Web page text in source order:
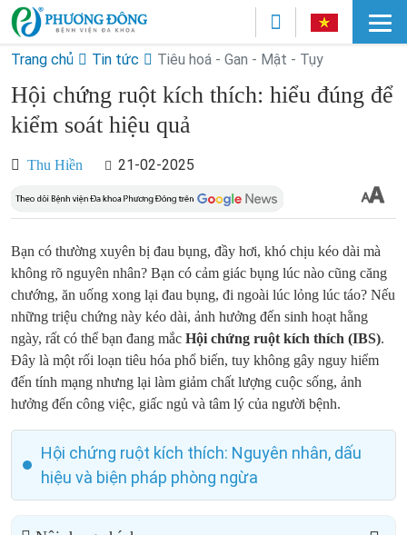
Trang chủ Tin tức Tiêu hoá - Gan - Mật - Tụy
Hội chứng ruột kích thích: hiểu đúng để
kiểm soát hiệu quả
Thu Hiền 21-02-2025
Bạn có thường xuyên bị đau bụng, đầy hơi, khó chịu kéo dài mà
không rõ nguyên nhân? Bạn có cảm giác bụng lúc nào cũng căng
chướng, ăn uống xong lại đau bụng, đi ngoài lúc lỏng lúc táo? Nếu
những triệu chứng này kéo dài, ảnh hưởng đến sinh hoạt hằng
ngày, rất có thể bạn đang mắc Hội chứng ruột kích thích (IBS).
Đây là một rối loạn tiêu hóa phổ biến, tuy không gây nguy hiểm
đến tính mạng nhưng lại làm giảm chất lượng cuộc sống, ảnh
hưởng đến công việc, giấc ngủ và tâm lý của người bệnh.
Hội chứng ruột kích thích: Nguyên nhân, dấu
hiệu và biện pháp phòng ngừa